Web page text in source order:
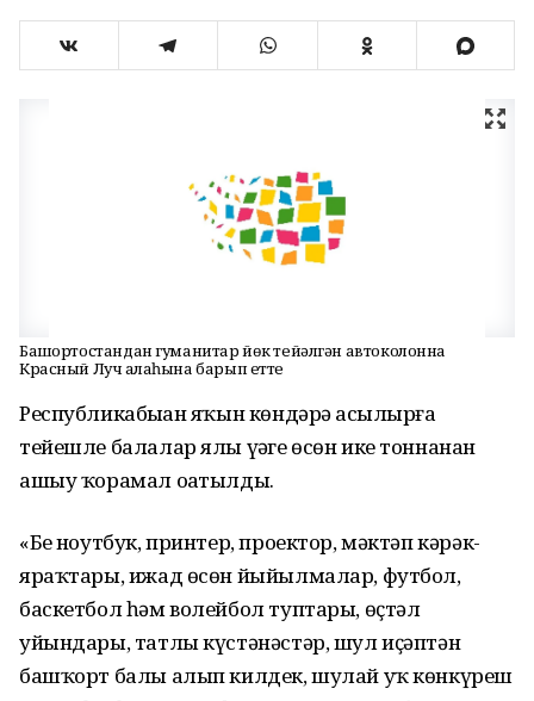
Башҡортостандан гуманитар йөк тейәлгән автоколонна
Красный Луч ҡалаһына барып етте
Республикабыҙҙан яҡын көндәрҙә асылырға
тейешле балалар ялы үҙәге өсөн ике тоннанан
ашыу ҡорамал оҙатылды.
«Беҙ ноутбук, принтер, проектор, мәктәп кәрәк-
яраҡтары, ижад өсөн йыйылмалар, футбол,
баскетбол һәм волейбол туптары, өҫтәл
уйындары, татлы күстәнәстәр, шул иҫәптән
башҡорт балы алып килдек, шулай уҡ көнкүреш